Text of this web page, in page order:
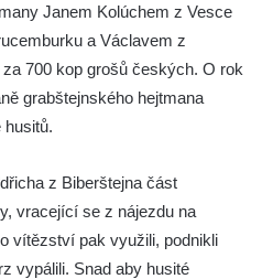
Janem Kolúchem z Vesce
a Václavem z
700 kop grošů českých. O rok
grabštejnského hejtmana
husitů.
z Biberštejna část
vracející se z nájezdu na
vítězství pak využili, podnikli
vypálili. Snad aby husité